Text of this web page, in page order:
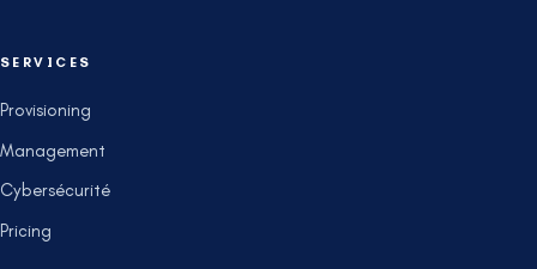
SERVICES
Provisioning
Management
Cybersécurité
Pricing